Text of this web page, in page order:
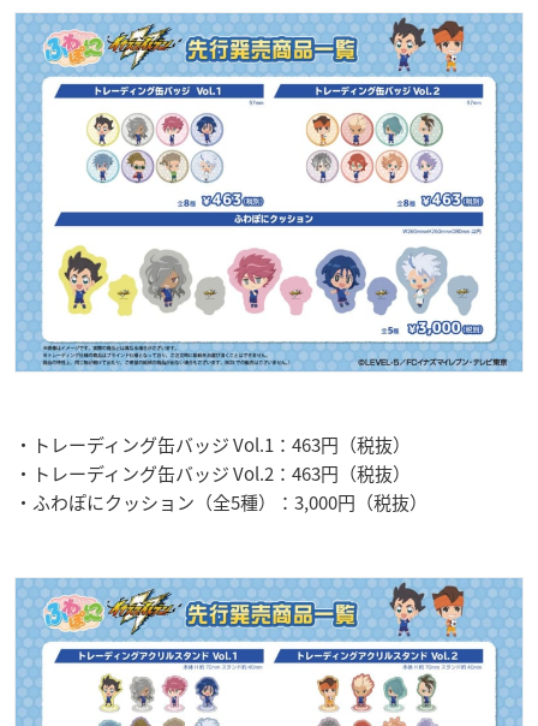
・トレーディング缶バッジ Vol.1：463円（税抜）
・トレーディング缶バッジ Vol.2：463円（税抜）
・ふわぽにクッション（全5種）：3,000円（税抜）